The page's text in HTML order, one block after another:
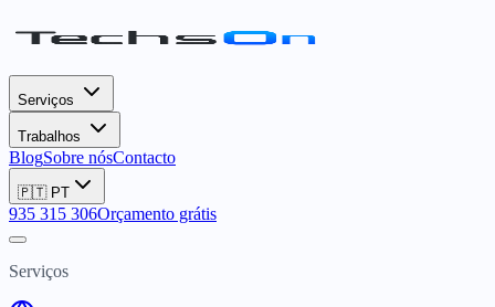
Serviços
Trabalhos
BlogSobre nósContacto
🇵🇹 PT
935 315 306Orçamento grátis
Serviços